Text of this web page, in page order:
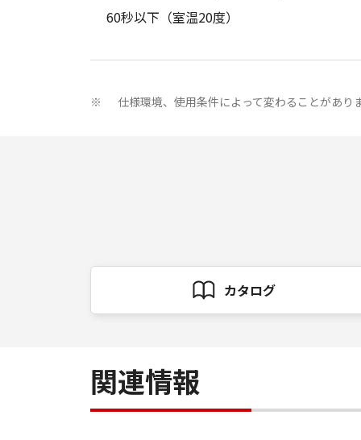
60秒以下（室温20度）
※ 仕様環境、使用条件によって変わることがあり
カタログ
関連情報